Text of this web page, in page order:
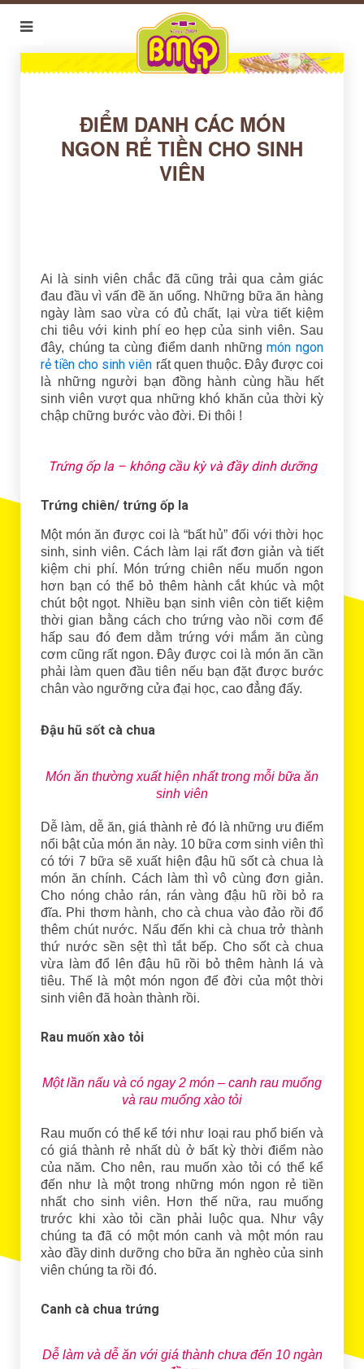
ĐIỂM DANH CÁC MÓN
NGON RẺ TIỀN CHO SINH
VIÊN
Ai là sinh viên chắc đã cũng trải qua cảm giác
đau đầu vì vấn đề ăn uống. Những bữa ăn hàng
ngày làm sao vừa có đủ chất, lại vừa tiết kiệm
chi tiêu với kinh phí eo hẹp của sinh viên. Sau
đây, chúng ta cùng điểm danh nhữngmón ngon
rẻ tiền cho sinh viên rất quen thuộc. Đây được coi
là những người bạn đồng hành cùng hầu hết
sinh viên vượt qua những khó khăn của thời kỳ
chập chững bước vào đời. Đi thôi !
Trứng ốp la – không cầu kỳ và đầy dinh dưỡng
Trứng chiên/ trứng ốp la
Một món ăn được coi là “bất hủ” đối với thời học
sinh, sinh viên. Cách làm lại rất đơn giản và tiết
kiệm chi phí. Món trứng chiên nếu muốn ngon
hơn bạn có thể bỏ thêm hành cắt khúc và một
chút bột ngọt. Nhiều bạn sinh viên còn tiết kiệm
thời gian bằng cách cho trứng vào nồi cơm để
hấp sau đó đem dằm trứng với mắm ăn cùng
cơm cũng rất ngon. Đây được coi là món ăn cần
phải làm quen đầu tiên nếu bạn đặt được bước
chân vào ngưỡng cửa đại học, cao đẳng đấy.
Đậu hũ sốt cà chua
Món ăn thường xuất hiện nhất trong mỗi bữa ăn
sinh viên
Dễ làm, dễ ăn, giá thành rẻ đó là những ưu điểm
nổi bật của món ăn này. 10 bữa cơm sinh viên thì
có tới 7 bữa sẽ xuất hiện đậu hũ sốt cà chua là
món ăn chính. Cách làm thì vô cùng đơn giản.
Cho nóng chảo rán, rán vàng đậu hũ rồi bỏ ra
đĩa. Phi thơm hành, cho cà chua vào đảo rồi đổ
thêm chút nước. Nấu đến khi cà chua trở thành
thứ nước sền sệt thì tắt bếp. Cho sốt cà chua
vừa làm đổ lên đậu hũ rồi bỏ thêm hành lá và
tiêu. Thế là một món ngon để đời của một thời
sinh viên đã hoàn thành rồi.
Rau muốn xào tỏi
Một lần nấu và có ngay 2 món – canh rau muống
và rau muống xào tỏi
Rau muốn có thể kể tới như loại rau phổ biến và
có giá thành rẻ nhất dù ở bất kỳ thời điểm nào
của năm. Cho nên, rau muốn xào tỏi có thể kể
đến như là một trong những món ngon rẻ tiền
nhất cho sinh viên. Hơn thế nữa, rau muống
trước khi xào tỏi cần phải luộc qua. Như vậy
chúng ta đã có một món canh và một món rau
xào đầy dinh dưỡng cho bữa ăn nghèo của sinh
viên chúng ta rồi đó.
Canh cà chua trứng
Dễ làm và dễ ăn với giá thành chưa đến 10 ngàn